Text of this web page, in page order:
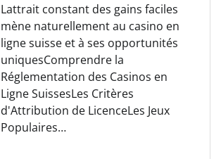
Lattrait constant des gains faciles
mène naturellement au casino en
ligne suisse et à ses opportunités
uniquesComprendre la
Réglementation des Casinos en
Ligne SuissesLes Critères
d'Attribution de LicenceLes Jeux
Populaires…